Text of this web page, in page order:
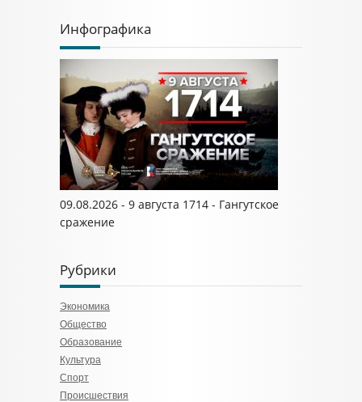
Инфографика
09.08.2026 - 9 августа 1714 - Гангутское
сражение
Рубрики
Экономика
Общество
Образование
Культура
Спорт
Происшествия